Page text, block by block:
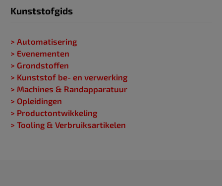
Kunststofgids
> Automatisering
> Evenementen
> Grondstoffen
> Kunststof be- en verwerking
> Machines & Randapparatuur
> Opleidingen
> Productontwikkeling
> Tooling & Verbruiksartikelen